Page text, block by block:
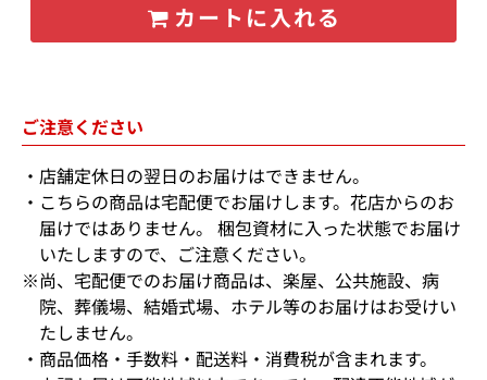
カートに入れる
ご注意ください
店舗定休日の翌日のお届けはできません。
こちらの商品は宅配便でお届けします。花店からのお
届けではありません。 梱包資材に入った状態でお届け
いたしますので、ご注意ください。
※尚、宅配便でのお届け商品は、楽屋、公共施設、病
院、葬儀場、結婚式場、ホテル等のお届けはお受けい
たしません。
商品価格・手数料・配送料・消費税が含まれます。